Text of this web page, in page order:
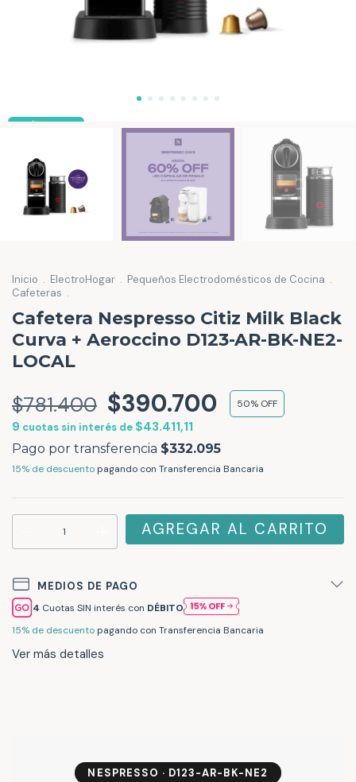
ENVÍO GRATIS
Inicio . ElectroHogar . Pequeños Electrodomésticos de Cocina .
Cafeteras .
Cafetera Nespresso Citiz Milk Black
Curva + Aeroccino D123-AR-BK-NE2-
LOCAL
$781.400 $390.700 50% OFF
9 cuotas sin interés de $43.411,11
$332.095
15% de descuentopagando con Transferencia Bancaria
MEDIOS DE PAGO
Cuotas SIN interés con DÉBITO
15% de descuentopagando con Transferencia Bancaria
Ver más detalles
NESPRESSO · D123-AR-BK-NE2